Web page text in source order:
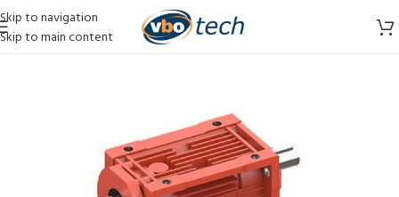
Skip to navigation
Skip to main content